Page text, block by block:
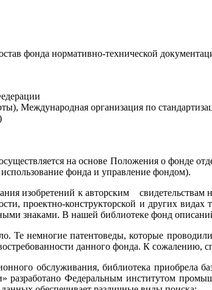
фонда нормативно-технической
Международная организация по
на основе Положения о
фонда и управление фондом).
изобретений к авторским
проектно-конструкторской и других
знаками. В нашей библиотеке фонд
Те немногие патентоведы, которые
данного фонда. К сожалению,
обслуживания, библиотека приобрела
разработано Федеральным институтом